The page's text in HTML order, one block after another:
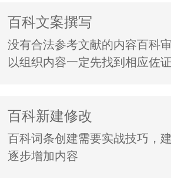
百科文案撰写
没有合法参考文献的内容百科
以组织内容一定先找到相应佐
百科新建修改
百科词条创建需要实战技巧，
逐步增加内容